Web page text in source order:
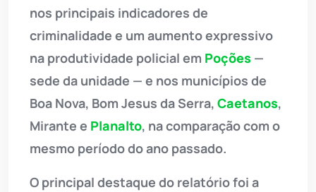
nos principais indicadores de
criminalidade e um aumento expressivo
na produtividade policial em Poções —
sede da unidade — e nos municípios de
Boa Nova, Bom Jesus da Serra, Caetanos,
Mirante e Planalto, na comparação com o
mesmo período do ano passado.
O principal destaque do relatório foi a